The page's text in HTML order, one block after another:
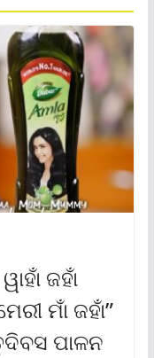
ଜହାଁ
ମାଁ ଜହାଁ”
ପାଳନ